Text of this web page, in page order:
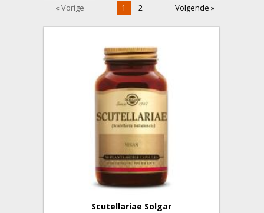
« Vorige 1 2 Volgende »
Scutellariae Solgar